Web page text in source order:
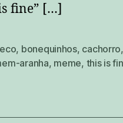
fine” […]
, bonequinhos, cachorro,
aranha, meme, this is